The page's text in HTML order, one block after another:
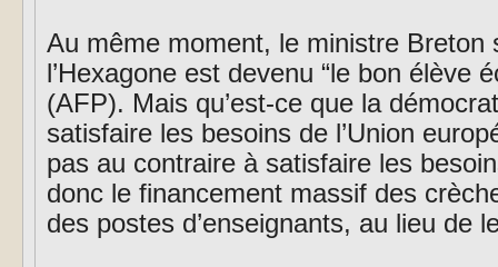
Au même moment, le ministre Breton
l’Hexagone est devenu “le bon élève
(AFP). Mais qu’est-ce que la
satisfaire les besoins de l’Union
pas au contraire à satisfaire les
donc le financement massif des
des postes d’enseignants, au lieu de